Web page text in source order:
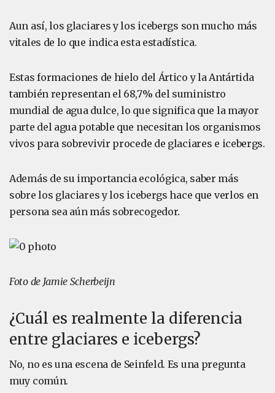
Aun así, los glaciares y los icebergs son mucho más
vitales de lo que indica esta estadística.
Estas formaciones de hielo del Ártico y la Antártida
también representan el 68,7% del suministro
mundial de agua dulce, lo que significa que la mayor
parte del agua potable que necesitan los organismos
vivos para sobrevivir procede de glaciares e icebergs.
Además de su importancia ecológica, saber más
sobre los glaciares y los icebergs hace que verlos en
persona sea aún más sobrecogedor.
Foto de Jamie Scherbeijn
¿Cuál es realmente la diferencia
entre glaciares e icebergs?
No, no es una escena de Seinfeld. Es una pregunta
muy común.